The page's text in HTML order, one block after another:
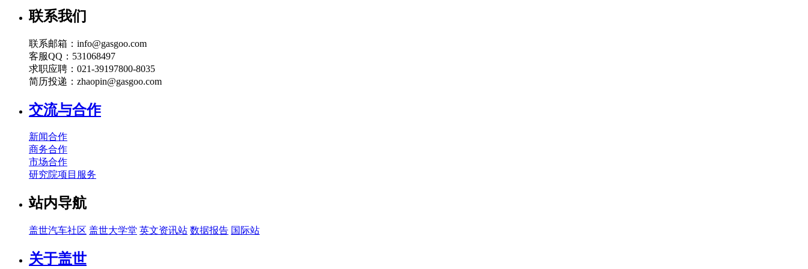
联系我们
联系邮箱：info@gasgoo.com
客服QQ：531068497
求职应聘：021-39197800-8035
简历投递：zhaopin@gasgoo.com
交流与合作
新闻合作
商务合作
市场合作
研究院项目服务
站内导航
盖世汽车社区 盖世大学堂 英文资讯站 数据报告 国际站
关于盖世